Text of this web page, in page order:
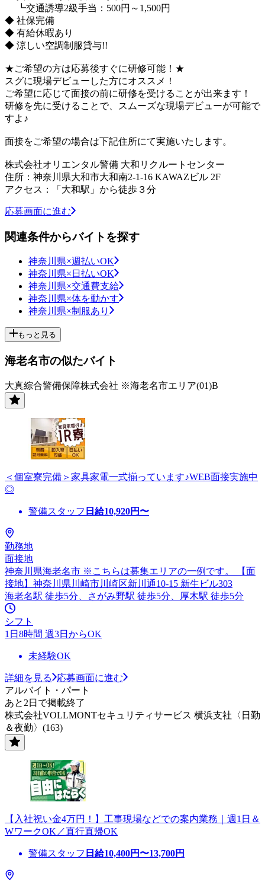
┗交通誘導2級手当：500円～1,500円
◆ 社保完備
◆ 有給休暇あり
◆ 涼しい空調制服貸与!!
★ご希望の方は応募後すぐに研修可能！★
スグに現場デビューした方にオススメ！
ご希望に応じて面接の前に研修を受けることが出来ます！
研修を先に受けることで、スムーズな現場デビューが可能で
すよ♪
面接をご希望の場合は下記住所にて実施いたします。
株式会社オリエンタル警備 大和リクルートセンター
住所：神奈川県大和市大和南2-1-16 KAWAZビル 2F
アクセス：「大和駅」から徒歩３分
応募画面に進む
関連条件からバイトを探す
神奈川県×週払いOK
神奈川県×日払いOK
神奈川県×交通費支給
神奈川県×体を動かす
神奈川県×制服あり
もっと見る
海老名市の似たバイト
大真綜合警備保障株式会社 ※海老名市エリア(01)B
＜個室寮完備＞家具家電一式揃っています♪WEB面接実施中
◎
警備スタッフ 日給10,920円〜
勤務地
面接地
神奈川県海老名市 ※こちらは募集エリアの一例です。 【面
接地】神奈川県川崎市川崎区新川通10-15 新生ビル303
海老名駅 徒歩5分、さがみ野駅 徒歩5分、厚木駅 徒歩5分
シフト
1日8時間 週3日からOK
未経験OK
詳細を見る
応募画面に進む
アルバイト・パート
あと2日で掲載終了
株式会社VOLLMONTセキュリティサービス 横浜支社〈日勤
＆夜勤〉(163)
【入社祝い金4万円！】工事現場などでの案内業務｜週1日＆
WワークOK／直行直帰OK
警備スタッフ 日給10,400円〜13,700円